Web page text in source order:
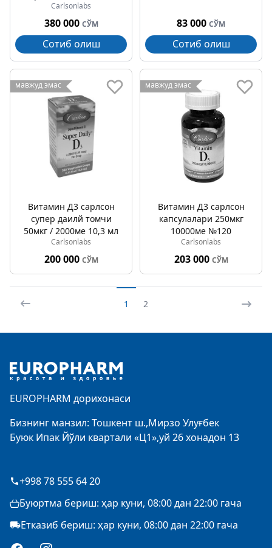
200мл
Carlsonlabs
380 000 СЎМ
Сотиб олиш
83 000 СЎМ
Сотиб олиш
мавжуд эмас
Витамин Д3 cарлсон
супер даилй томчи
50мкг / 2000ме 10,3 мл
Carlsonlabs
200 000 СЎМ
мавжуд эмас
Витамин Д3 cарлсон
капсулалари 250мкг
10000ме №120
Carlsonlabs
203 000 СЎМ
1 2
EUROPHARM дорихонаси
Бизнинг манзил: Тошкент ш.,Мирзо Улуғбек
Буюк Ипак Йўли квартали «Ц1»,уй 26 хонадон 13
+998 78 555 64 20
Буюртма бериш: ҳар куни, 08:00 дан 22:00 гача
Етказиб бериш: ҳар куни, 08:00 дан 22:00 гача